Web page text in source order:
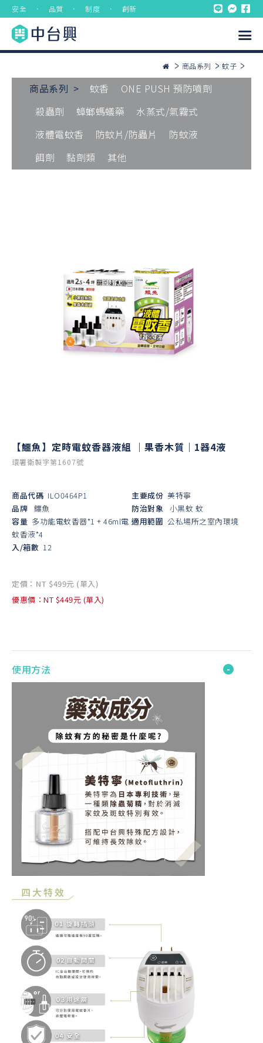
安全 ． 品質 ． 制度 ． 創新
商品系列 蚊子
商品系列 > 蚊香
ONE PUSH 預防噴劑
殺蟲劑
蟑螂螞蟻藥
水蒸式/氣霧式
液體電蚊香
防蚊片/防蟲片
防蚊液
餌劑
黏劑類 其他
【鱷魚】定時電蚊香器液組 ｜果香木質｜1器4液
環署衛製字第1607號
商品代碼 ILO0464P1
品牌 鱷魚
容量 多功能電蚊香器*1 + 46ml電
蚊香液*4
入/箱數 12
主要成份 美特寧
防治對象 小黑蚊 蚊
適用範圍 公私場所之室內環境
定價：NT $499元 (單入)
優惠價：NT $449元 (單入)
使用方法